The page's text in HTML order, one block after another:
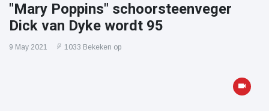
"Mary Poppins" schoorsteenveger
Dick van Dyke wordt 95
9 May 2021 1033 Bekeken op